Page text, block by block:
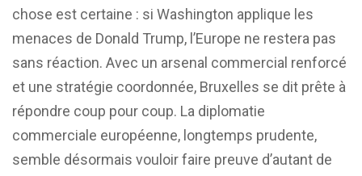
chose est certaine : si Washington applique les
menaces de Donald Trump, l’Europe ne restera pas
sans réaction. Avec un arsenal commercial renforcé
et une stratégie coordonnée, Bruxelles se dit prête à
répondre coup pour coup. La diplomatie
commerciale européenne, longtemps prudente,
semble désormais vouloir faire preuve d’autant de